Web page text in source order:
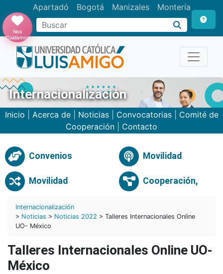
Apartadó Bogotá Manizales Montería
Buscar
Nos
Cuidamos
Internacionalización
Inicio Acerca de| Noticias| Convocatorias| Comité de
Cooperación
Contacto
Convenios Movilidad
Movilidad Cooperación,
Internacionalización
> Noticias > Noticias 2022 > Talleres Internacionales Online
UO- México
Talleres Internacionales Online UO-
México